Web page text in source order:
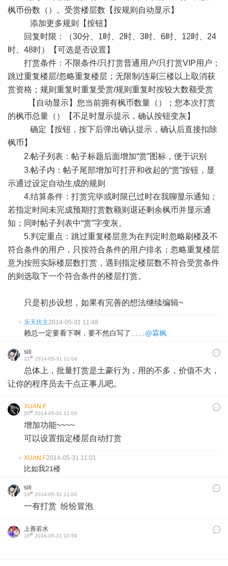
枫币份数（）。受赏楼层数【按规则自动显示】
添加更多规则【按钮】
回复时限：（30分、1时、2时、3时、6时、12时、24
时、48时）【可选是否设置】
打赏条件：不限条件/只打赏普通用户/只打赏VIP用户；
跳过重复楼层/忽略重复楼层；无限制/连刷三楼以上取消获
赏资格；规则重复时重复受赏/规则重复时按较大数额受赏
【自动显示】您当前拥有枫币数量（）；您本次打赏
的枫币总量（）【不足时显示提示，确认按钮变灰】
确定【按钮，按下后弹出确认提示，确认后直接扣除
枫币】
2.帖子列表：帖子标题后面增加“赏”图标，便于识别
3.帖子内：帖子尾部增加可打开和收起的“赏”按钮，显
示通过设定自动生成的规则
4.结算条件：打赏完毕或时限已过时在我聊显示通知；
若指定时间未完成预期打赏数额则退还剩余枫币并显示通
知；同时帖子列表中“赏”字变灰。
5.判定重点：跳过重复楼层意为在判定时忽略刷楼及不
符合条件的用户，只按符合条件的用户排名；忽略重复楼层
意为按照实际楼层数打赏，遇到指定楼层数不符合受赏条件
的则选取下一个符合条件的楼层打赏。
只是初步设想，如果有完善的想法继续编辑~
乐天坊主2014-05-31 11:48
赖总一定要看下啊，要不然白写了…… @霖枫
sili
21# 2014-05-31 11:04
总体上，批量打赏是土豪行为，用的不多，价值不大，
让你的程序员去干点正事儿吧。
XUAN.F
20# 2014-05-31 11:00
增加功能~~~~
可以设置指定楼层自动打赏
XUAN.F2014-05-31 11:01
比如我21楼
sili
19# 2014-05-31 11:00
一有打赏 纷纷冒泡
上善若水
18# 2014-05-31 10:59